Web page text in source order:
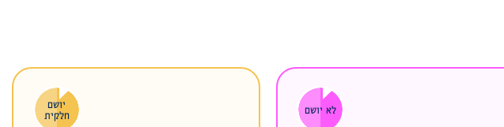
לא יושם יושם
חלקית